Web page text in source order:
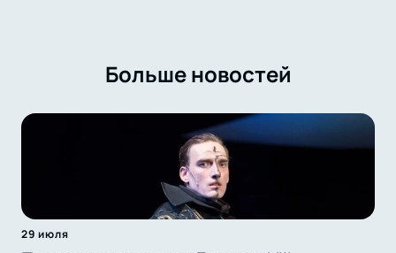
Больше новостей
29 июля